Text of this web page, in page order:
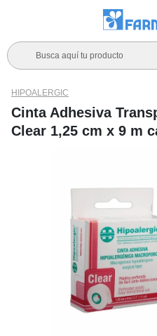
Busca aquí tu producto
HIPOALERGIC
Cinta Adhesiva
Clear 1,25 cm x 9 m